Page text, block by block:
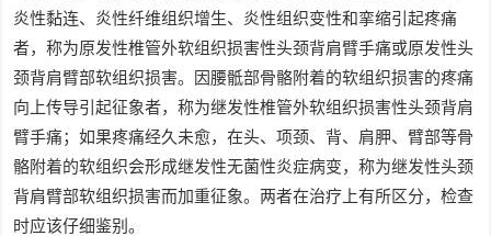
炎性黏连、炎性纤维组织增生、炎性组织变性和挛缩引起疼痛
者，称为原发性椎管外软组织损害性头颈背肩臂手痛或原发性头
颈背肩臂部软组织损害。因腰骶部骨骼附着的软组织损害的疼痛
向上传导引起征象者，称为继发性椎管外软组织损害性头颈背肩
臂手痛；如果疼痛经久未愈，在头、项颈、背、肩胛、臂部等骨
骼附着的软组织会形成继发性无菌性炎症病变，称为继发性头颈
背肩臂部软组织损害而加重征象。两者在治疗上有所区分，检查
时应该仔细鉴别。